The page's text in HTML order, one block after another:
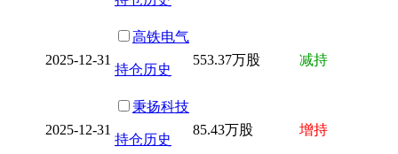
2025-12-31
高铁电气
持仓历史
553.37万股 减持
2025-12-31
秉扬科技
持仓历史
85.43万股 增持